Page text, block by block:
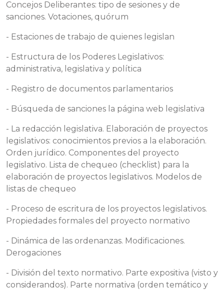
Concejos Deliberantes: tipo de sesiones y de
sanciones. Votaciones, quórum
- Estaciones de trabajo de quienes legislan
- Estructura de los Poderes Legislativos:
administrativa, legislativa y política
- Registro de documentos parlamentarios
- Búsqueda de sanciones la página web legislativa
- La redacción legislativa. Elaboración de proyectos
legislativos: conocimientos previos a la elaboración.
Orden jurídico. Componentes del proyecto
legislativo. Lista de chequeo (checklist) para la
elaboración de proyectos legislativos. Modelos de
listas de chequeo
- Proceso de escritura de los proyectos legislativos.
Propiedades formales del proyecto normativo
- Dinámica de las ordenanzas. Modificaciones.
Derogaciones
- División del texto normativo. Parte expositiva (visto y
considerandos). Parte normativa (orden temático y